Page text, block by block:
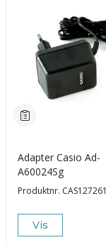
Adapter Casio Ad-
A60024Sg
Produktnr. CAS127261
Vis